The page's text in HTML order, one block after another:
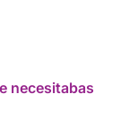
necesitabas